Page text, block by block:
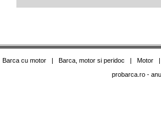
Barca cu motor| Barca, motor si peridoc | Motor
probarca.ro-